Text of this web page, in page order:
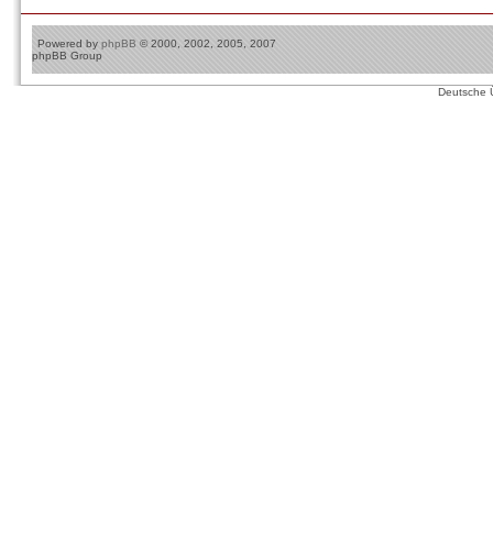
Powered by phpBB © 2000, 2002, 2005, 2007
phpBB Group
Deutsche